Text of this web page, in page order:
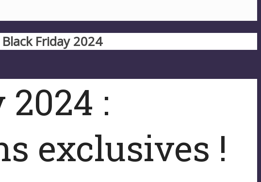
Friday 2024
:
exclusives !